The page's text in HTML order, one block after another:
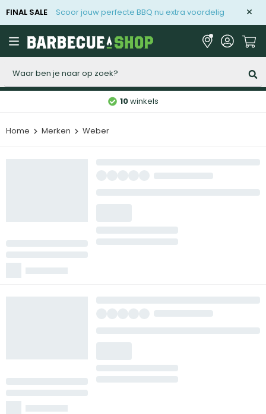
FINAL SALE Scoor jouw perfecte BBQ nu extra voordelig
10winkels
Home Merken Weber